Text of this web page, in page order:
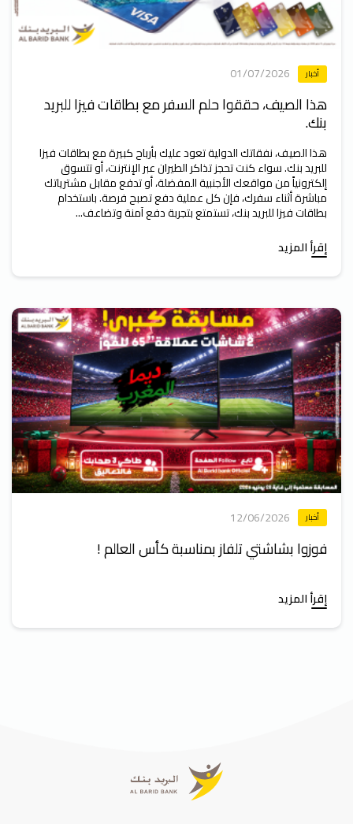
أخبار 01/07/2026
هذا الصيف، حققوا حلم السفر مع بطاقات فيزا للبريد
بنك.
هذا الصيف، نفقاتك الدولية تعود عليك بأرباح كبيرة مع بطاقات فيزا
للبريد بنك. سواء كنت تحجز تذاكر الطيران عبر الإنترنت، أو تتسوق
إلكترونياً من مواقعك الأجنبية المفضلة، أو تدفع مقابل مشترياتك
مباشرة أثناء سفرك، فإن كل عملية دفع تصبح فرصة. باستخدام
بطاقات فيزا للبريد بنك، تستمتع بتجربة دفع آمنة وتضاعف...
إقرأ المزيد
أخبار 12/06/2026
فوزوا بشاشتي تلفاز بمناسبة كأس العالم !
إقرأ المزيد